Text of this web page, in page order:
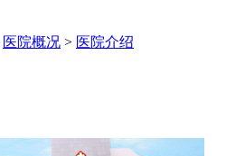
医院概况 > 医院介绍